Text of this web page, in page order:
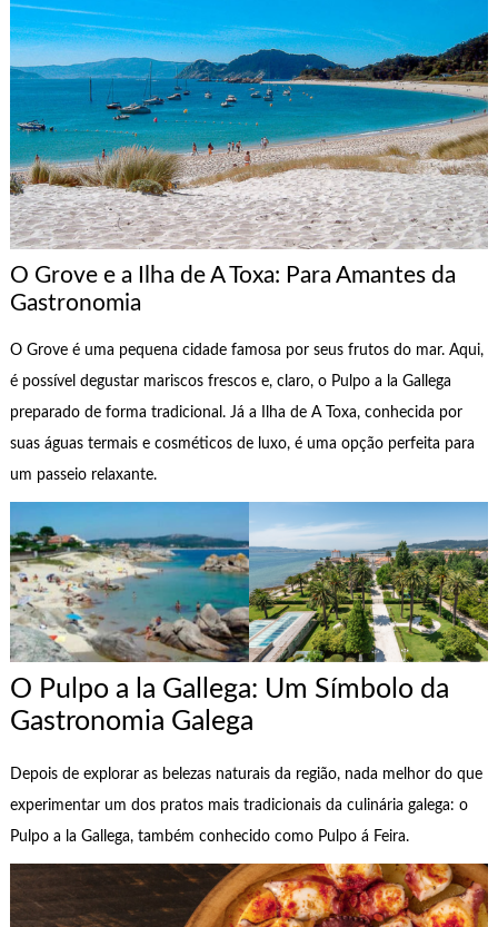
O Grove e a Ilha de A Toxa: Para Amantes da
Gastronomia
O Grove é uma pequena cidade famosa por seus frutos do mar. Aqui,
é possível degustar mariscos frescos e, claro, o Pulpo a la Gallega
preparado de forma tradicional. Já a Ilha de A Toxa, conhecida por
suas águas termais e cosméticos de luxo, é uma opção perfeita para
um passeio relaxante.
O Pulpo a la Gallega: Um Símbolo da
Gastronomia Galega
Depois de explorar as belezas naturais da região, nada melhor do que
experimentar um dos pratos mais tradicionais da culinária galega: o
Pulpo a la Gallega, também conhecido como Pulpo á Feira.